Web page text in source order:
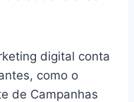
digital conta
como o
de Campanhas